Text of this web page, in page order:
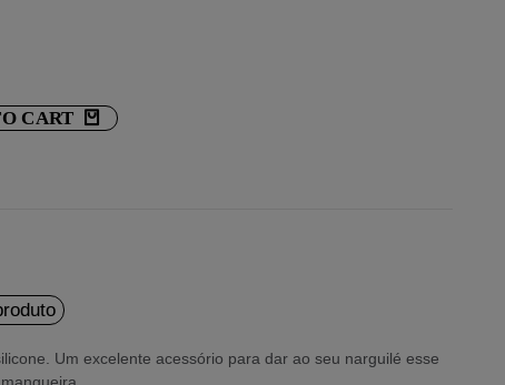
CART
Um excelente acessório para dar ao seu narguilé esse